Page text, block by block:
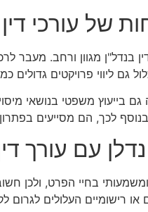
של עורכי
בנדל"ן מגוון ורחב. מעבר
גם ליווי פרויקטים
גם בייעוץ משפטי בנושאי
לכך, הם מסייעים
עם עורך
בחיי הפרט, ולכן
או רישומיים העלולים